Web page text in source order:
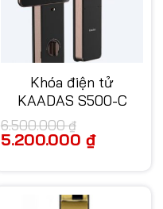
Khóa điện tử
KAADAS S500-C
6.500.000₫
Giá
gốc
5.200.000 ₫Giá
hiện